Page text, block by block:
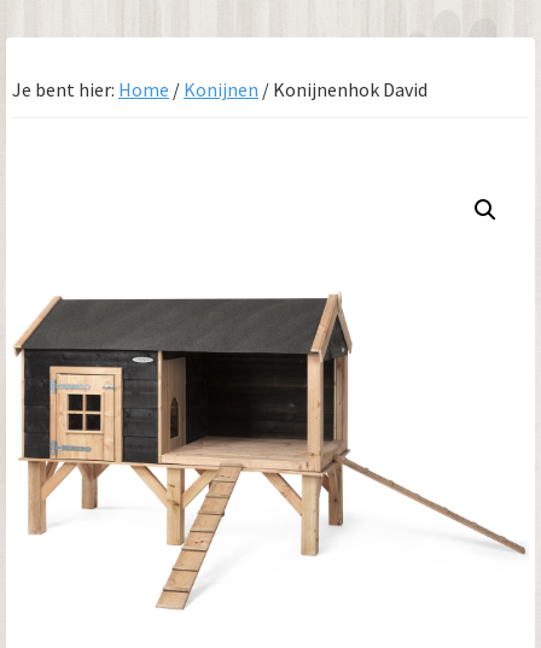
Je bent hier: Home / Konijnen / Konijnenhok David